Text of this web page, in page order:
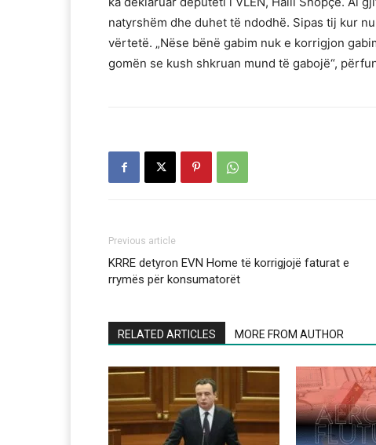
natyrshëm dhe duhet të ndodhë. Sipas tij kur
vërtetë. „Nëse bënë gabim nuk e korrigjon
gomën se kush shkruan mund të gabojë“,
Previous article
KRRE detyron EVN Home të korrigjojë faturat e
rrymës për konsumatorët
RELATED ARTICLES MORE FROM AUTHOR